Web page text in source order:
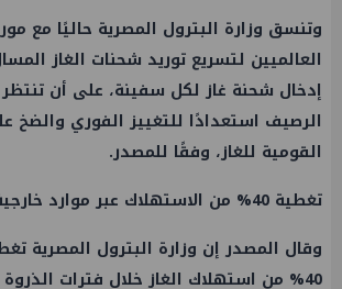
وتنسق وزارة البترول المصرية حاليًا مع
العالميين لتسريع توريد شحنات الغاز
إدخال شحنة غاز لكل سفينة، على أن
الرصيف استعدادًا للتغييز الفوري والضخ
القومية للغاز، وفقًا للمصدر.
تغطية 40% من الاستهلاك عبر موارد خارجية
وقال المصدر إن وزارة البترول المصرية
40% من استهلاك الغاز خلال فترات